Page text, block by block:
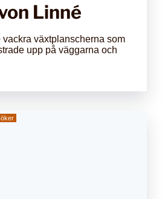
Linné
växtplanscherna som
upp på väggarna och